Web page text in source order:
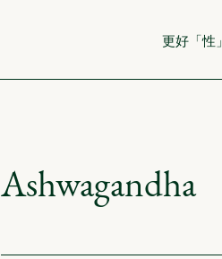
更好「性」
Ashwagandha